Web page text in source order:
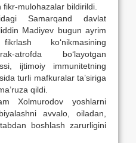
fikr-mulohazalar bildirildi.
Samarqand davlat
Madiyev bugun ayrim
ko‘nikmasining
atrofda bo‘layotgan
ijtimoiy immunitetning
turli mafkuralar ta’siriga
qildi.
Xolmurodov yoshlarni
avvalo, oiladan,
boshlash zarurligini